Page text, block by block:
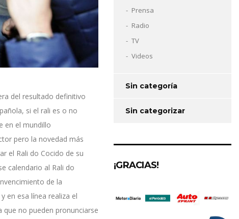
del resultado definitivo
si el rali es o no
en el mundillo
pero la novedad más
el Rali do Cocido de su
calendario al Rali do
de la
en esa línea realiza el
que no pueden pronunciarse
Prensa
Radio
TV
Videos
Sin categoría
Sin categorizar
¡GRACIAS!